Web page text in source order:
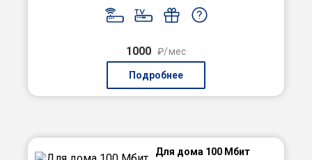
1000 ₽/мес
Подробнее
Для дома 100 Мбит